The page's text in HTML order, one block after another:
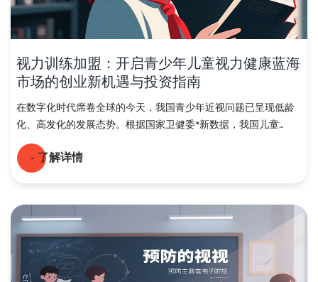
视力训练加盟：开启青少年儿童视力健康蓝海
市场的创业新机遇与投资指南
在数字化时代席卷全球的今天，我国青少年近视问题已呈现低龄
化、高发化的发展态势。根据国家卫健委*新数据，我国儿童...
- 了解详情